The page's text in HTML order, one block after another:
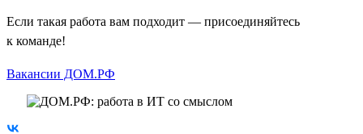
Если такая работа вам подходит — присоединяйтесь
к команде!
Вакансии ДОМ.РФ